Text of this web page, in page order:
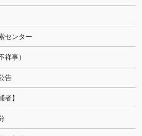
センター
祥事）
告
者】